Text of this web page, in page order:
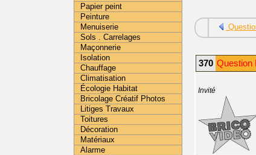
370 Question
Invité
Papier peint
Peinture
Menuiserie
Sols . Carrelages
Maçonnerie
Isolation
Chauffage
Climatisation
Écologie Habitat
Bricolage Créatif Photos
Litiges Travaux
Toitures
Décoration
Matériaux
Alarme